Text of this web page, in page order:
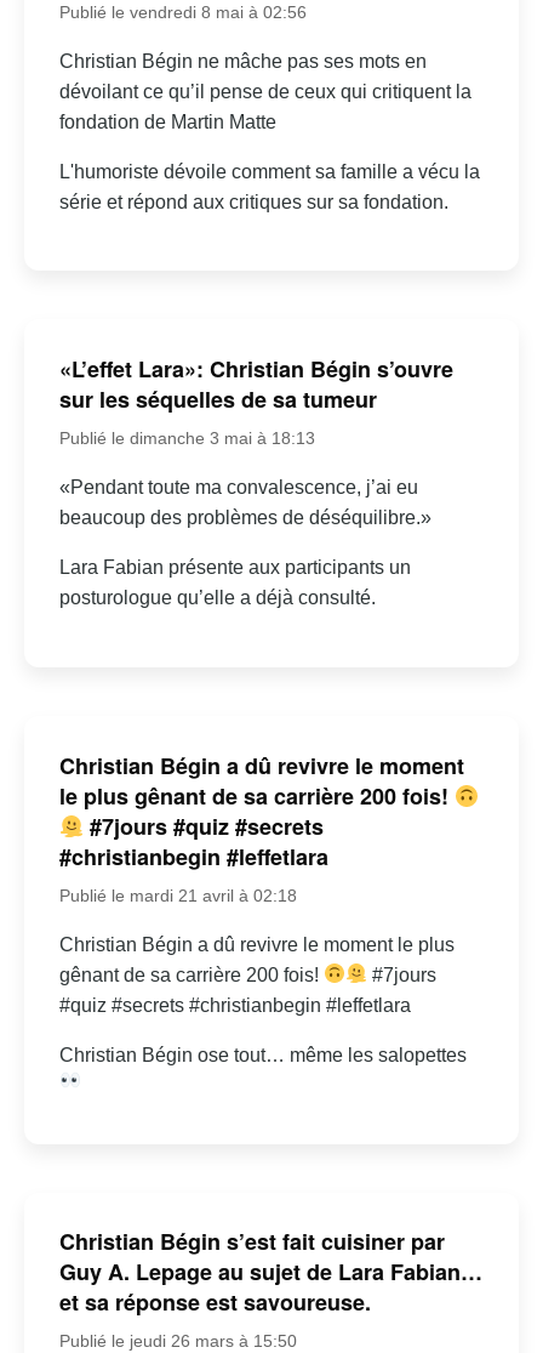
Publié le vendredi 8 mai à 02:56
Christian Bégin ne mâche pas ses mots en
dévoilant ce qu’il pense de ceux qui critiquent la
fondation de Martin Matte
L'humoriste dévoile comment sa famille a vécu la
série et répond aux critiques sur sa fondation.
«L’effet Lara»: Christian Bégin s’ouvre
sur les séquelles de sa tumeur
Publié le dimanche 3 mai à 18:13
«Pendant toute ma convalescence, j’ai eu
beaucoup des problèmes de déséquilibre.»
Lara Fabian présente aux participants un
posturologue qu’elle a déjà consulté.
Christian Bégin a dû revivre le moment
le plus gênant de sa carrière 200 fois!
#7jours #quiz #secrets
#christianbegin #leffetlara
Publié le mardi 21 avril à 02:18
Christian Bégin a dû revivre le moment le plus
gênant de sa carrière 200 fois!
#7jours
#quiz #secrets #christianbegin #leffetlara
Christian Bégin ose tout… même les salopettes
Christian Bégin s’est fait cuisiner par
Guy A. Lepage au sujet de Lara Fabian…
et sa réponse est savoureuse.
Publié le jeudi 26 mars à 15:50